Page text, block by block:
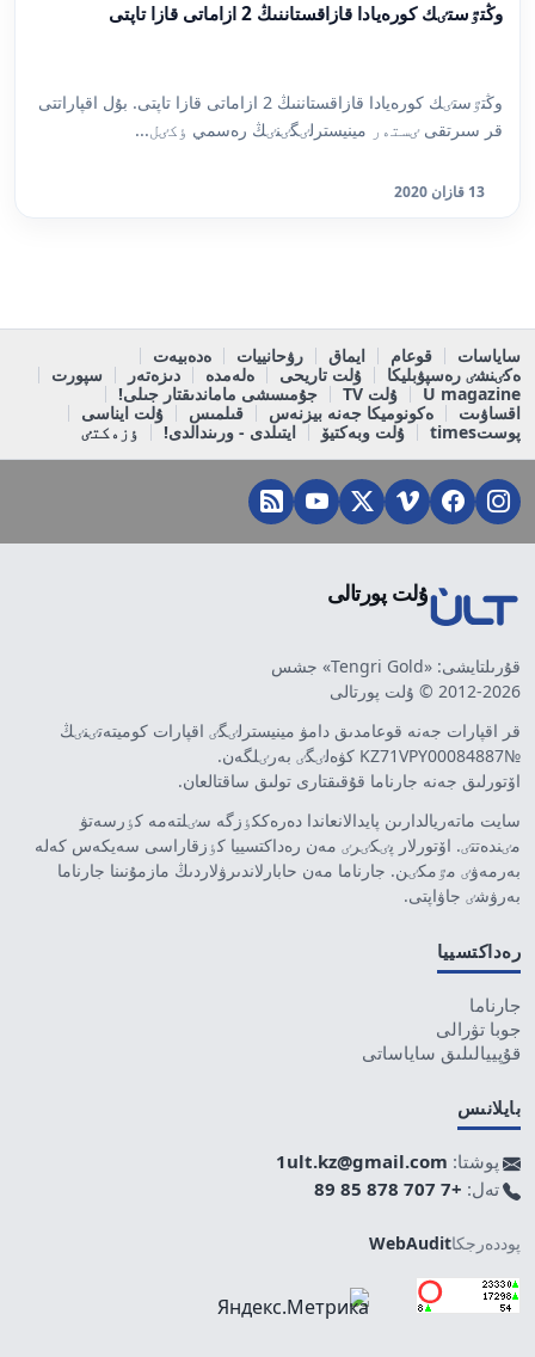
وڭتٷستٸك كورەيادا قازاقستاننىڭ 2 ازاماتى قازا تاپتى
وڭتٷستٸك كورەيادا قازاقستاننىڭ 2 ازاماتى قازا تاپتى. بۇل اقپاراتتى
قر سىرتقى ٸستەر مينيسترلٸگٸنٸڭ رەسمي ٶكٸل...
13 قازان 2020
ساياسات قوعام ايماق رۋحانييات
ەدەبيەت
ەكٸنشٸ رەسپۋبليكا
ۇلت تاريحى ەلەمدە دىزەتەر
سپورت
U magazine
ۇلت TV
جۇمىسشى ماماندىقتار جىلى!
اقساۋىت
ەكونوميكا جەنە بيزنەس قىلمىس
ۇلت ايناسى
پوستtimes
ۇلت وبەكتيۆ ايتىلدى - ورىندالدى! ٶزەكتٸ
ۇلت پورتالى
قۇرىلتايشى: «Tengri Gold» جشس
2012-2026 © ۇلت پورتالى
قر اقپارات جەنە قوعامدىق دامۋ مينيسترلٸگٸ اقپارات كوميتەتٸنٸڭ
№KZ71VPY00084887 كۋەلٸگٸ بەرٸلگەن.
اۆتورلىق جەنە جارناما قۇقىقتارى تولىق ساقتالعان.
سايت ماتەريالدارىن پايدالانعاندا دەرەككٶزگە سٸلتەمە كٶرسەتۋ
مٸندەتتٸ. اۆتورلار پٸكٸرٸ مەن رەداكتسييا كٶزقاراسى سەيكەس كەلە
بەرمەۋٸ مٷمكٸن. جارناما مەن حابارلاندىرۋلاردىڭ مازمۇنىنا جارناما
بەرۋشٸ جاۋاپتى.
رەداكتسييا
جارناما
جوبا تۋرالى
قۇپييالىلىق ساياساتى
بايلانىس
پوشتا: 1ult.kz@gmail.com
تەل: +7 707 878 85 89
پوددەرجكاWebAudit